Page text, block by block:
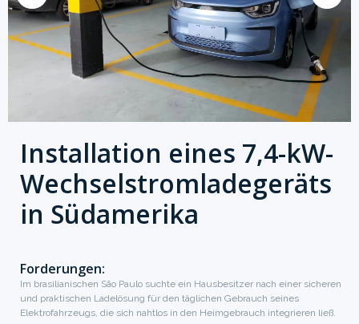
Installation eines 7,4-kW-
Wechselstromladegeräts
in Südamerika
Forderungen:
Im brasilianischen São Paulo suchte ein Hausbesitzer nach einer sicheren
und praktischen Ladelösung für den täglichen Gebrauch seines
Elektrofahrzeugs, die sich nahtlos in den Heimgebrauch integrieren ließ.